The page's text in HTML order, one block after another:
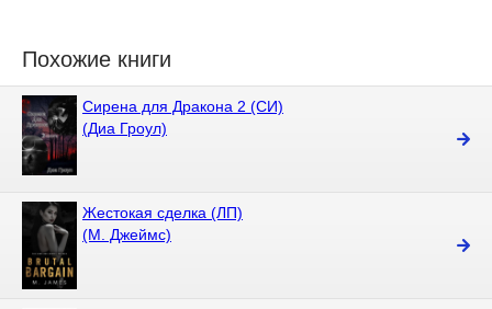
Похожие книги
Сирена для Дракона 2 (СИ)
(Диа Гроул)
Жестокая сделка (ЛП)
(М. Джеймс)